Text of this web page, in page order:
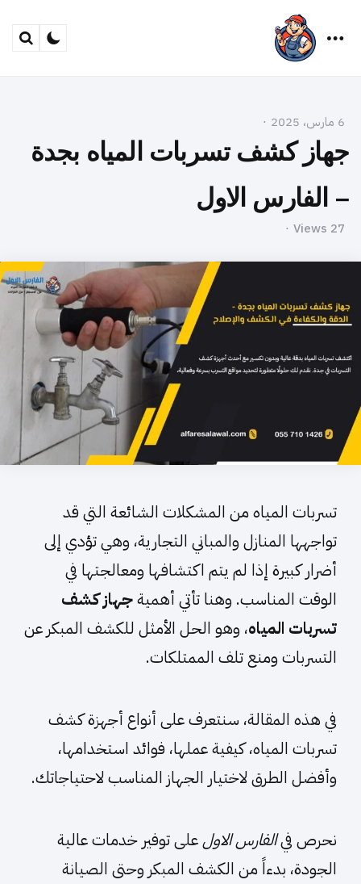
Menu
6 مارس، 2025
جهاز كشف تسربات المياه بجدة
– الفارس الاول
27
Views
تسربات المياه من المشكلات الشائعة التي قد
تواجهها المنازل والمباني التجارية، وهي تؤدي إلى
أضرار كبيرة إذا لم يتم اكتشافها ومعالجتها في
الوقت المناسب. وهنا تأتي أهميةجهاز كشف
تسربات المياه، وهو الحل الأمثل للكشف المبكر عن
التسربات ومنع تلف الممتلكات.
في هذه المقالة، سنتعرف على أنواع أجهزة كشف
تسربات المياه، كيفية عملها، فوائد استخدامها،
وأفضل الطرق لاختيار الجهاز المناسب لاحتياجاتك.
نحرص فيالفارس الاولعلى توفير خدمات عالية
الجودة، بدءاً من الكشف المبكر وحتى الصيانة